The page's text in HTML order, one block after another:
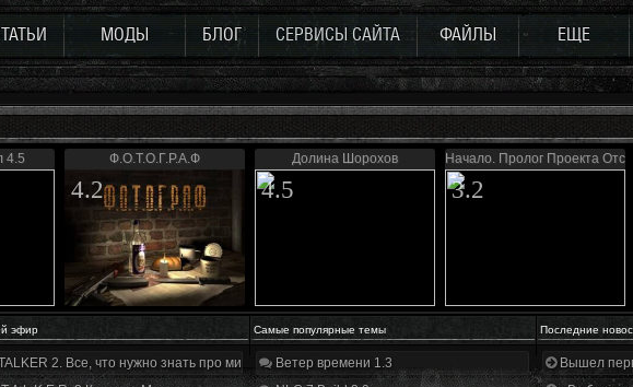
МОДЫ БЛОГ СЕРВИСЫ САЙТА ФАЙЛЫ ЕЩЕ
4.5 Ф.О.Т.О.Г.Р.А.Ф
4.2
Долина Шорохов
4.5
Начало. Пролог Проекта
3.2
эфир Самые популярные темы Последние
2. Все, что нужно знать про мир, геймплей и сюжет | Разбор трейлера
Ветер времени 1.3
Вышел